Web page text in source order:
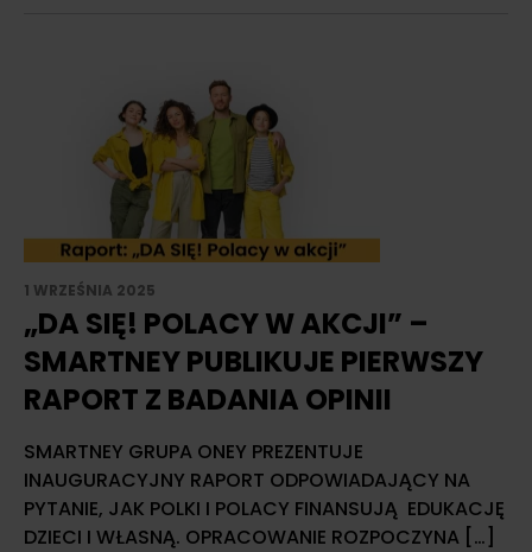
1 WRZEŚNIA 2025
„DA SIĘ! POLACY W AKCJI” –
SMARTNEY PUBLIKUJE PIERWSZY
RAPORT Z BADANIA OPINII
SMARTNEY GRUPA ONEY PREZENTUJE
INAUGURACYJNY RAPORT ODPOWIADAJĄCY NA
PYTANIE, JAK POLKI I POLACY FINANSUJĄ EDUKACJĘ
DZIECI I WŁASNĄ. OPRACOWANIE ROZPOCZYNA […]